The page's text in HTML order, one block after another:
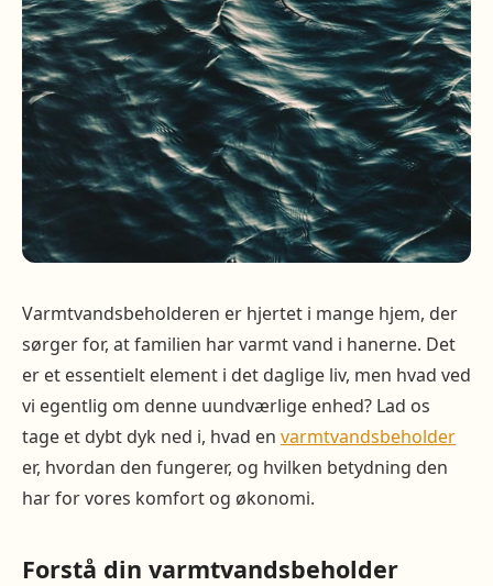
Varmtvandsbeholderen er hjertet i mange hjem, der
sørger for, at familien har varmt vand i hanerne. Det
er et essentielt element i det daglige liv, men hvad ved
vi egentlig om denne uundværlige enhed? Lad os
tage et dybt dyk ned i, hvad en varmtvandsbeholder
er, hvordan den fungerer, og hvilken betydning den
har for vores komfort og økonomi.
Forstå din varmtvandsbeholder